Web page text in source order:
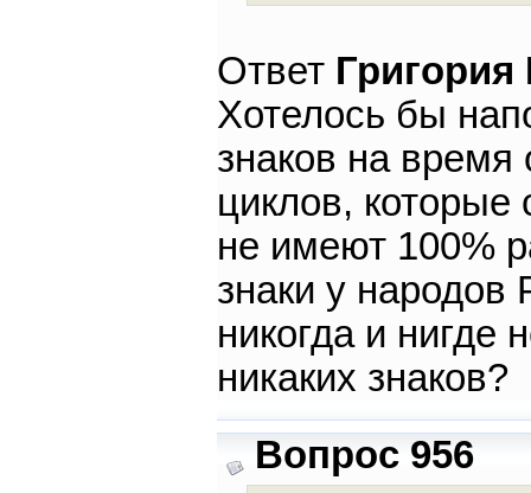
Ответ
Хотелось бы
знаков на время
циклов, которые
не имеют 100%
знаки у
никогда и
никаких знаков?
Вопрос 956